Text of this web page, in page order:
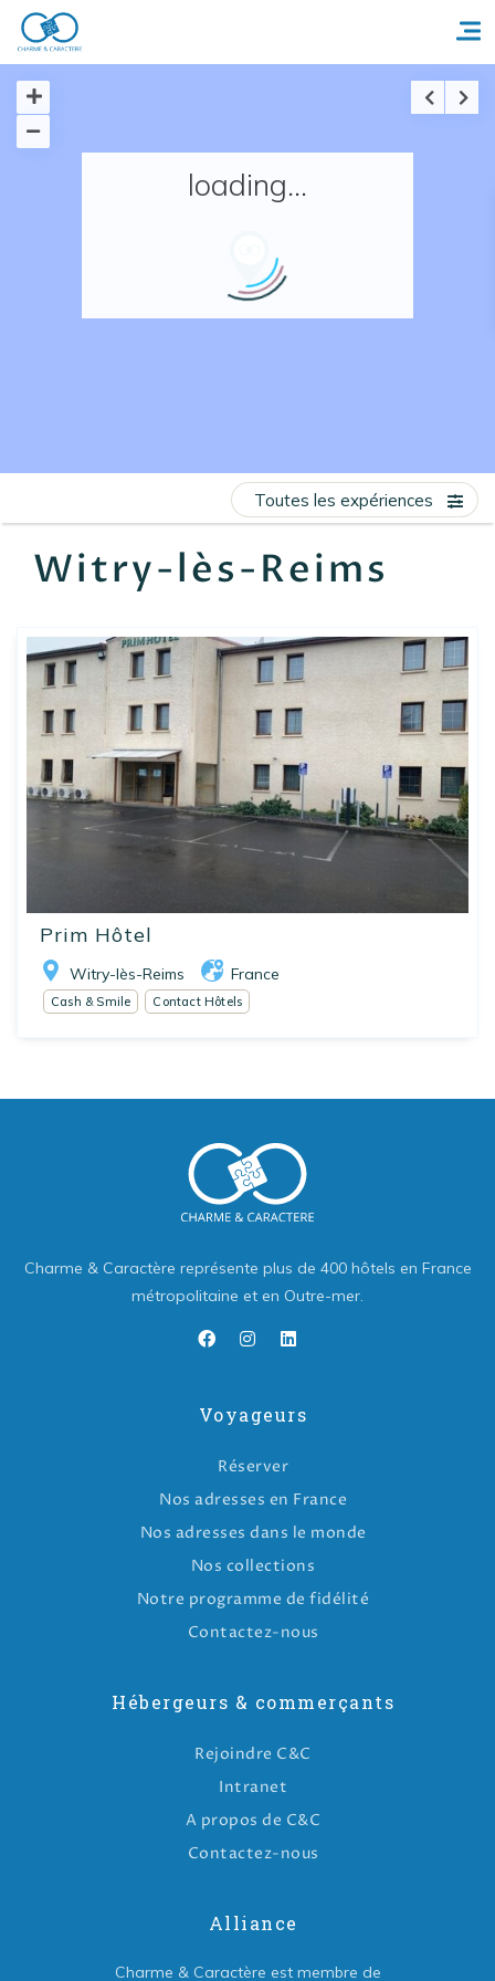
Accueil
Nos adresses en France
loading...
Witry-lès-Reims
Toutes les expériences
Prim Hôtel
Witry-lès-Reims France
Cash & Smile Contact Hôtels
Charme & Caractère représente plus de 400 hôtels en France
métropolitaine et en Outre-mer.
Voyageurs
Réserver
Nos adresses en France
Nos adresses dans le monde
Nos collections
Notre programme de fidélité
Contactez-nous
Hébergeurs & commerçants
Rejoindre C&C
Intranet
A propos de C&C
Contactez-nous
Alliance
Charme & Caractère est membre de